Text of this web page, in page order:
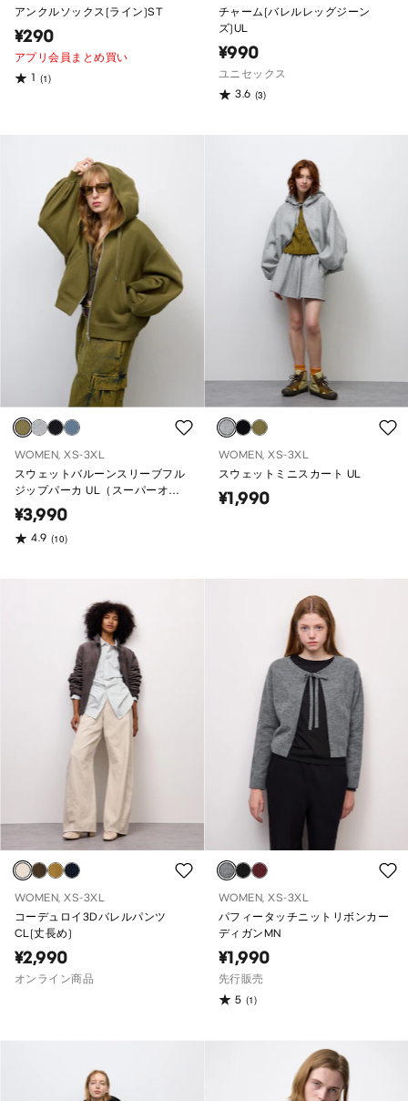
アンクルソックス(ライン)ST
¥290
アプリ会員まとめ買い
1 (1)
チャーム(バレルレッグジーン
ズ)UL
¥990
ユニセックス
3.6 (3)
WOMEN, XS-3XL
スウェットバルーンスリーブフル
ジップパーカ UL（スーパーオー
バーサイズフィット）
¥3,990
4.9 (10)
WOMEN, XS-3XL
スウェットミニスカート UL
¥1,990
WOMEN, XS-3XL
コーデュロイ3Dバレルパンツ
CL(丈長め)
¥2,990
オンライン商品
WOMEN, XS-3XL
パフィータッチニットリボンカー
ディガンMN
¥1,990
先行販売
5 (1)